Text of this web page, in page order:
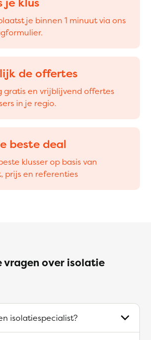
je binnen 1 minuut via ons
de offertes
gratis en vrijblijvend offertes
in je regio.
beste deal
klusser op basis van
prijs en referenties
vragen over isolatie
isolatiespecialist?